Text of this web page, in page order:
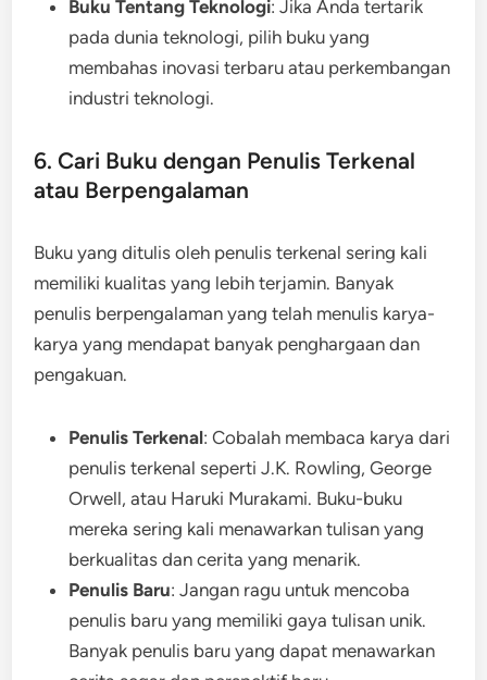
Buku Tentang Teknologi: Jika Anda tertarik
pada dunia teknologi, pilih buku yang
membahas inovasi terbaru atau perkembangan
industri teknologi.
6. Cari Buku dengan Penulis Terkenal
atau Berpengalaman
Buku yang ditulis oleh penulis terkenal sering kali
memiliki kualitas yang lebih terjamin. Banyak
penulis berpengalaman yang telah menulis karya-
karya yang mendapat banyak penghargaan dan
pengakuan.
Penulis Terkenal: Cobalah membaca karya dari
penulis terkenal seperti J.K. Rowling, George
Orwell, atau Haruki Murakami. Buku-buku
mereka sering kali menawarkan tulisan yang
berkualitas dan cerita yang menarik.
Penulis Baru: Jangan ragu untuk mencoba
penulis baru yang memiliki gaya tulisan unik.
Banyak penulis baru yang dapat menawarkan